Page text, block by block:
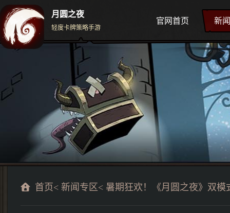
月圆之夜
轻度卡牌策略手游
官网首页 新
首页< 新闻专区< 暑期狂欢！《月圆之夜》双模